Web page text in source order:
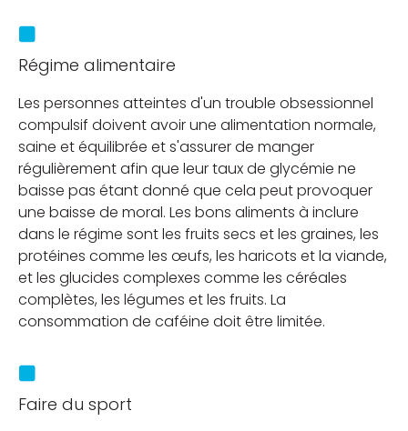
Régime alimentaire
Les personnes atteintes d'un trouble obsessionnel
compulsif doivent avoir une alimentation normale,
saine et équilibrée et s'assurer de manger
régulièrement afin que leur taux de glycémie ne
baisse pas étant donné que cela peut provoquer
une baisse de moral. Les bons aliments à inclure
dans le régime sont les fruits secs et les graines, les
protéines comme les œufs, les haricots et la viande,
et les glucides complexes comme les céréales
complètes, les légumes et les fruits. La
consommation de caféine doit être limitée.
Faire du sport